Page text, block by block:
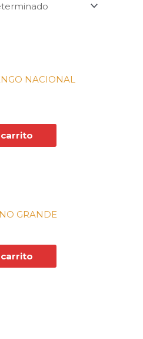
NACIONAL
GRANDE